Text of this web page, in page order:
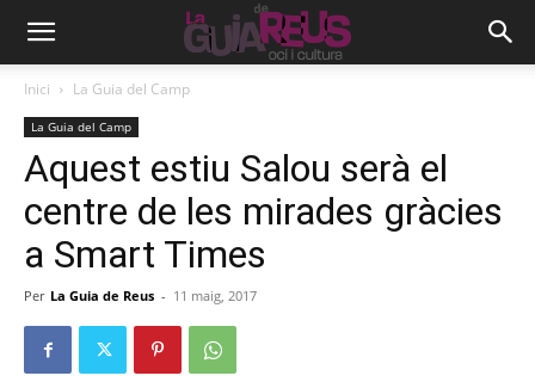
Inici La Guia del Camp
La Guia del Camp
Aquest estiu Salou serà el
centre de les mirades gràcies
a Smart Times
Per La Guia de Reus - 11 maig, 2017